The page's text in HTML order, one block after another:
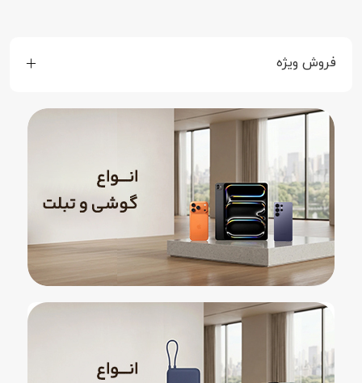
فروش ویژه